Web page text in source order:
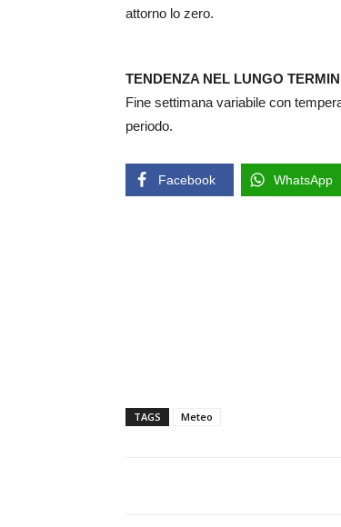
attorno lo zero.
TENDENZA NEL LUNGO
Fine settimana variabile con
periodo.
Facebook WhatsApp
TAGS Meteo